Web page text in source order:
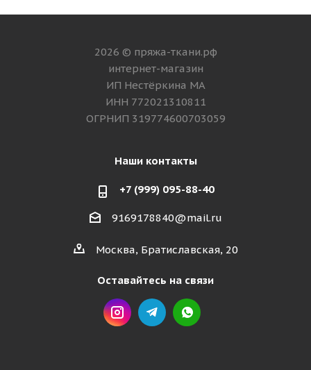
2026 © пряжа-ткани.рф
интернет-магазин
ИП Нестёркина МА
ИНН 772021310811
ОГРНИП 319774600703059
Наши контакты
+7 (999) 095-88-40
9169178840@mail.ru
Москва, Братиславская, 20
Оставайтесь на связи